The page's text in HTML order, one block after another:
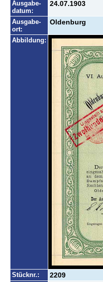
Ausgabe-
datum:
24.07.1903
Ausgabe-
ort:
Oldenburg
Abbildung:
Stücknr.: 2209